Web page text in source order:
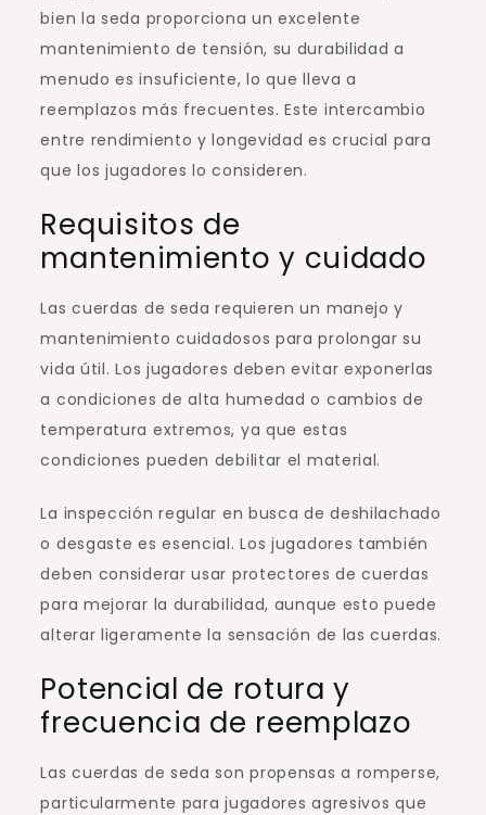
bien la seda proporciona un excelente
mantenimiento de tensión, su durabilidad a
menudo es insuficiente, lo que lleva a
reemplazos más frecuentes. Este intercambio
entre rendimiento y longevidad es crucial para
que los jugadores lo consideren.
Requisitos de
mantenimiento y cuidado
Las cuerdas de seda requieren un manejo y
mantenimiento cuidadosos para prolongar su
vida útil. Los jugadores deben evitar exponerlas
a condiciones de alta humedad o cambios de
temperatura extremos, ya que estas
condiciones pueden debilitar el material.
La inspección regular en busca de deshilachado
o desgaste es esencial. Los jugadores también
deben considerar usar protectores de cuerdas
para mejorar la durabilidad, aunque esto puede
alterar ligeramente la sensación de las cuerdas.
Potencial de rotura y
frecuencia de reemplazo
Las cuerdas de seda son propensas a romperse,
particularmente para jugadores agresivos que